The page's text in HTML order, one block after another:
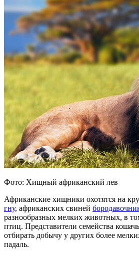
Фото: Хищный африканский лев
Африканские хищники охотятся на
гну, африканских свиней
разнообразных мелких животных, в
птиц. Представители семейства
отбирать добычу у других более
падаль.